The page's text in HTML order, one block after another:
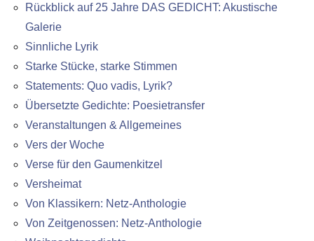
Rückblick auf 25 Jahre DAS GEDICHT: Akustische
Galerie
Sinnliche Lyrik
Starke Stücke, starke Stimmen
Statements: Quo vadis, Lyrik?
Übersetzte Gedichte: Poesietransfer
Veranstaltungen & Allgemeines
Vers der Woche
Verse für den Gaumenkitzel
Versheimat
Von Klassikern: Netz-Anthologie
Von Zeitgenossen: Netz-Anthologie